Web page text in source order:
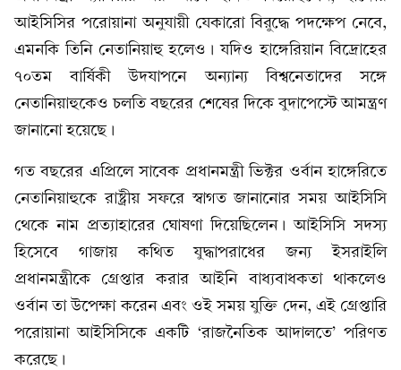
আইসিসির পরোয়ানা অনুযায়ী যেকারো বিরুদ্ধে পদক্ষেপ নেবে,
এমনকি তিনি নেতানিয়াহু হলেও। যদিও হাঙ্গেরিয়ান বিদ্রোহের
৭০তম বার্ষিকী উদযাপনে অন্যান্য বিশ্বনেতাদের সঙ্গে
নেতানিয়াহুকেও চলতি বছরের শেষের দিকে বুদাপেস্টে আমন্ত্রণ
জানানো হয়েছে।
গত বছরের এপ্রিলে সাবেক প্রধানমন্ত্রী ভিক্টর ওর্বান হাঙ্গেরিতে
নেতানিয়াহুকে রাষ্ট্রীয় সফরে স্বাগত জানানোর সময় আইসিসি
থেকে নাম প্রত্যাহারের ঘোষণা দিয়েছিলেন। আইসিসি সদস্য
হিসেবে গাজায় কথিত যুদ্ধাপরাধের জন্য ইসরাইলি
প্রধানমন্ত্রীকে গ্রেপ্তার করার আইনি বাধ্যবাধকতা থাকলেও
ওর্বান তা উপেক্ষা করেন এবং ওই সময় যুক্তি দেন, এই গ্রেপ্তারি
পরোয়ানা আইসিসিকে একটি ‘রাজনৈতিক আদালতে’ পরিণত
করেছে।